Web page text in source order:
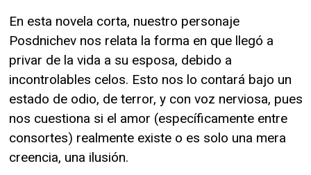
En esta novela corta, nuestro personaje
Posdnichev nos relata la forma en que llegó a
privar de la vida a su esposa, debido a
incontrolables celos. Esto nos lo contará bajo un
estado de odio, de terror, y con voz nerviosa, pues
nos cuestiona si el amor (específicamente entre
consortes) realmente existe o es solo una mera
creencia, una ilusión.